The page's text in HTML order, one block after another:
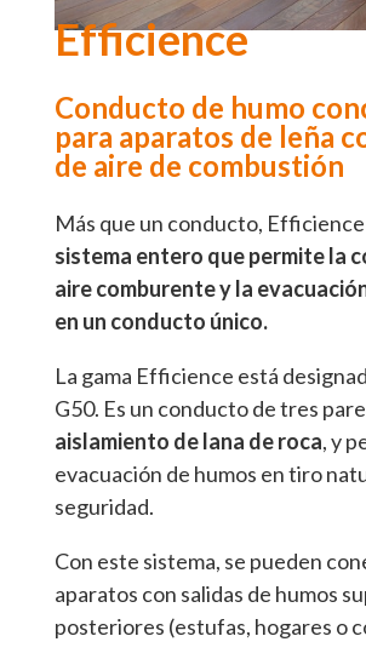
Efficience
Conducto de humo
para aparatos de leña
de aire de combustión
Más que un conducto, Efficience
sistema entero que permite la
aire comburente y la
en un conducto único.
La gama Efficience está
G50. Es un conducto de tres
aislamiento de lana de roca, y
evacuación de humos en tiro
seguridad.
Con este sistema, se pueden
aparatos con salidas de humos
posteriores (estufas, hogares o